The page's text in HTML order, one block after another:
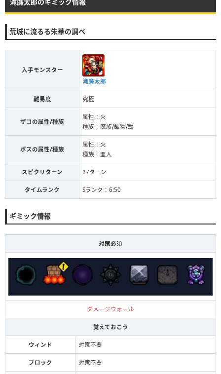
滝廉太郎のギミック情報
荒城に流るる朱華の調べ
入手モンスター
滝廉太郎
難易度 究極
ザコの属性/種族
属性：火
種族：魔族/鉱物/獣
ボスの属性/種族
属性：火
種族：亜人
スピクリターン 27ターン
タイムランク Sランク：6:50
ギミック情報
対策必須
ダメージウォール
覚えておこう
ウィンド 対策不要
ブロック 対策不要